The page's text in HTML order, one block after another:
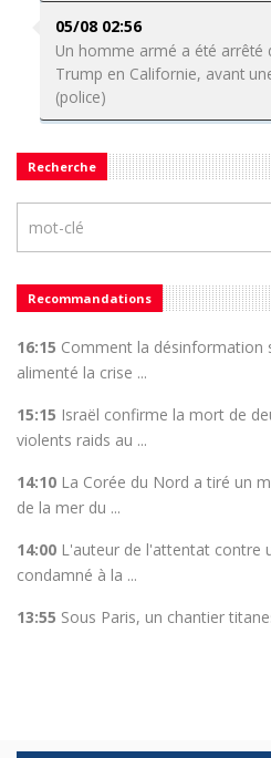
05/08 02:56
Un homme armé a été arrêté
Trump en Californie, avant
(police)
Recherche
Recommandations
16:15 Comment la désinformation
alimenté la crise ...
15:15 Israël confirme la mort de
violents raids au ...
14:10 La Corée du Nord a tiré un
de la mer du ...
14:00 L'auteur de l'attentat contre
condamné à la ...
13:55 Sous Paris, un chantier